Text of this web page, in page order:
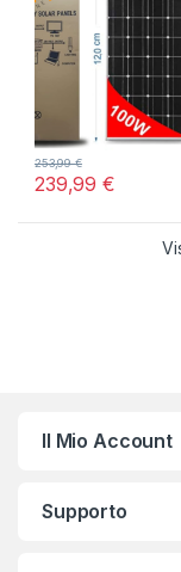
239,99€
253,99€
Il Mio Account
Supporto